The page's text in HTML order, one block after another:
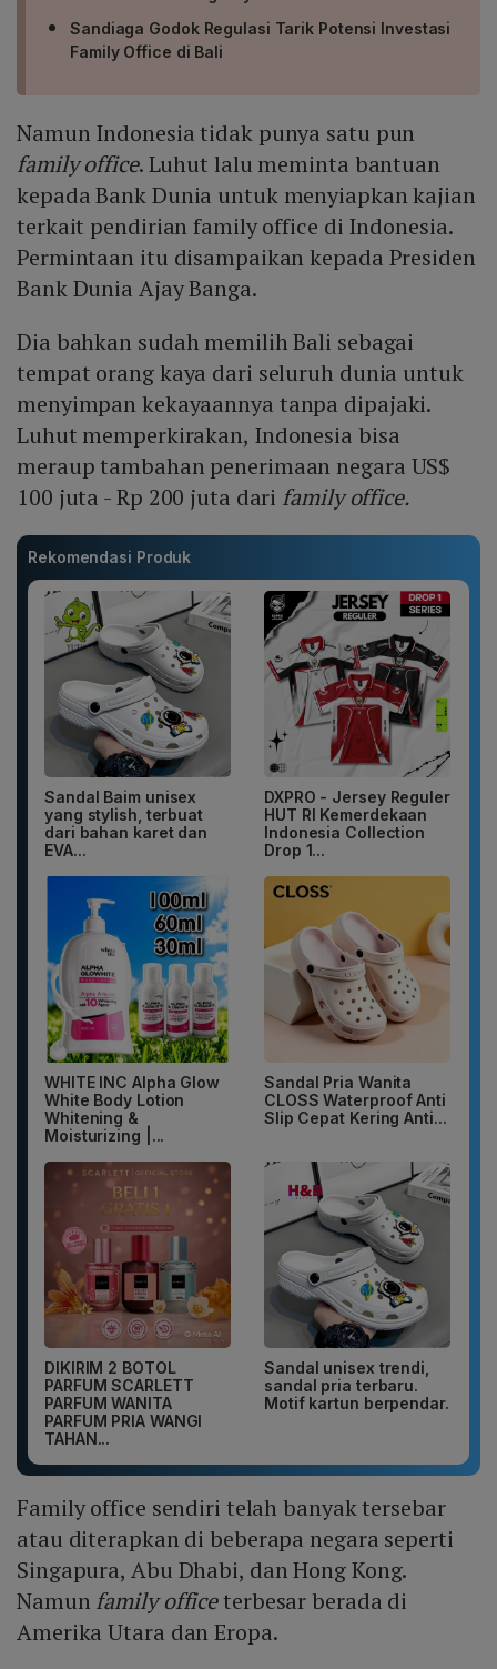
Sandiaga Godok Regulasi Tarik Potensi Investasi
Family Office di Bali
Namun Indonesia tidak punya satu pun
family office. Luhut lalu meminta bantuan
kepada Bank Dunia untuk menyiapkan kajian
terkait pendirian family office di Indonesia.
Permintaan itu disampaikan kepada Presiden
Bank Dunia Ajay Banga.
Dia bahkan sudah memilih Bali sebagai
tempat orang kaya dari seluruh dunia untuk
menyimpan kekayaannya tanpa dipajaki.
Luhut memperkirakan, Indonesia bisa
meraup tambahan penerimaan negara US$
100 juta - Rp 200 juta dari family office.
Rekomendasi Produk
Sandal Baim unisex
yang stylish, terbuat
dari bahan karet dan
EVA...
DXPRO - Jersey Reguler
HUT RI Kemerdekaan
Indonesia Collection
Drop 1...
WHITE INC Alpha Glow
White Body Lotion
Whitening &
Moisturizing |...
Sandal Pria Wanita
CLOSS Waterproof Anti
Slip Cepat Kering Anti...
DIKIRIM 2 BOTOL
PARFUM SCARLETT
PARFUM WANITA
PARFUM PRIA WANGI
TAHAN...
Sandal unisex trendi,
sandal pria terbaru.
Motif kartun berpendar.
Family office sendiri telah banyak tersebar
atau diterapkan di beberapa negara seperti
Singapura, Abu Dhabi, dan Hong Kong.
Namun family officeterbesar berada di
Amerika Utara dan Eropa.